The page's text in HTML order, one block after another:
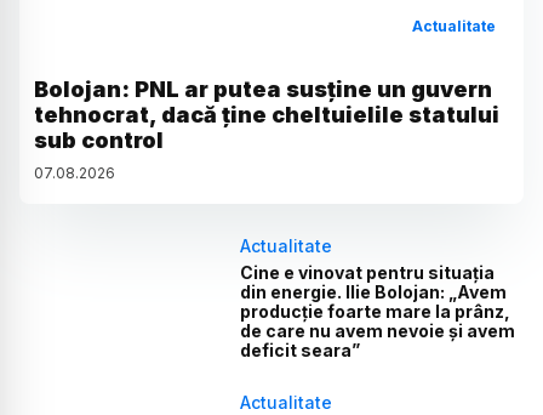
Actualitate
Bolojan: PNL ar putea susține un guvern
tehnocrat, dacă ține cheltuielile statului
sub control
07.08.2026
Actualitate
Cine e vinovat pentru situația
din energie. Ilie Bolojan: „Avem
producție foarte mare la prânz,
de care nu avem nevoie și avem
deficit seara”
Actualitate